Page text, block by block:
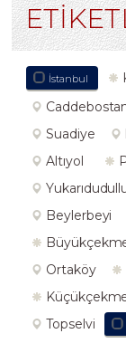
İstanbul
Suadiye
Altıyol
Beylerbeyi
Ortaköy
Topselvi